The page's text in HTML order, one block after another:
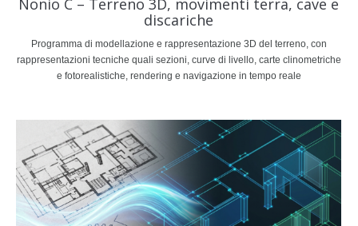
Nonio C – Terreno 3D, movimenti terra, cave e
discariche
Programma di modellazione e rappresentazione 3D del terreno, con
rappresentazioni tecniche quali sezioni, curve di livello, carte clinometriche
e fotorealistiche, rendering e navigazione in tempo reale